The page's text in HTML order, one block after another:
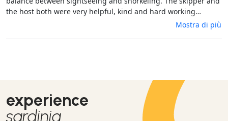
the host both were very helpful, kind and hard working
people. The aperitive and luch were delicious. I would
absolutely recommend doing the trip. It is also very nice to get
Mostra di più
experience
sardinia